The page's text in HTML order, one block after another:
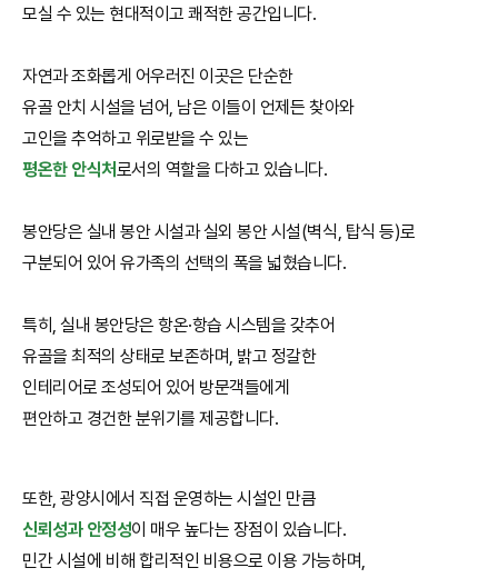
모실 수 있는 현대적이고 쾌적한 공간입니다.
자연과 조화롭게 어우러진 이곳은 단순한
유골 안치 시설을 넘어, 남은 이들이 언제든 찾아와
고인을 추억하고 위로받을 수 있는
평온한 안식처 로서의 역할을 다하고 있습니다.
봉안당은 실내 봉안 시설과 실외 봉안 시설(벽식, 탑식 등)로
구분되어 있어 유가족의 선택의 폭을 넓혔습니다.
특히, 실내 봉안당은 항온·항습 시스템을 갖추어
유골을 최적의 상태로 보존하며, 밝고 정갈한
인테리어로 조성되어 있어 방문객들에게
편안하고 경건한 분위기를 제공합니다.
또한, 광양시에서 직접 운영하는 시설인 만큼
신뢰성과 안정성이 매우 높다는 장점이 있습니다.
민간 시설에 비해 합리적인 비용으로 이용 가능하며,